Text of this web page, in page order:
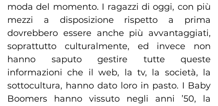
moda del momento. I ragazzi di oggi, con più
mezzi a disposizione rispetto a prima
dovrebbero essere anche più avvantaggiati,
soprattutto culturalmente, ed invece non
hanno saputo gestire tutte queste
informazioni che il web, la tv, la società, la
sottocultura, hanno dato loro in pasto. I Baby
Boomers hanno vissuto negli anni ’50, la